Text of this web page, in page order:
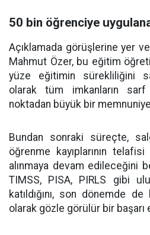
50 bin öğrenciye
Açıklamada görüşlerine yer
Mahmut Özer, bu eğitim
yüze eğitimin sürekliliğini
olarak tüm imkanların
noktadan büyük bir
Bundan sonraki süreçte,
öğrenme kayıplarının
alınmaya devam edileceğini
TIMSS, PISA, PIRLS gibi
katıldığını, son dönemde
olarak gözle görülür bir